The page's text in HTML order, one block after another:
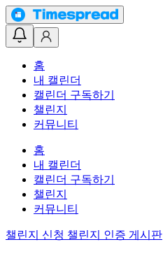
홈
내 캘린더
캘린더 구독하기
챌린지
커뮤니티
홈
내 캘린더
캘린더 구독하기
챌린지
커뮤니티
챌린지 신청 챌린지 인증 게시판